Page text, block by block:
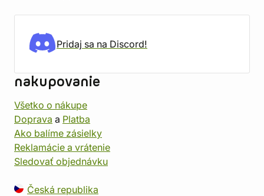
Pridaj sa na Discord!
nakupovanie
Všetko o nákupe
Doprava a Platba
Ako balíme zásielky
Reklamácie a vrátenie
Sledovať objednávku
Česká republika